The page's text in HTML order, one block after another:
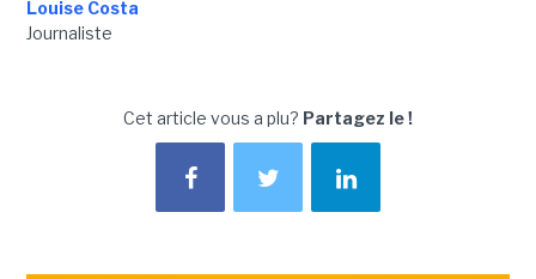
Louise Costa
Journaliste
Cet article vous a plu? Partagez le !